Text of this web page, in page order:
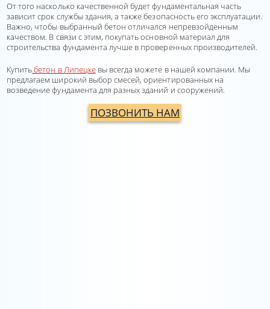
От того насколько качественной будет фундаментальная часть
зависит срок службы здания, а также безопасность его эксплуатации.
Важно, чтобы выбранный бетон отличался непревзойденным
качеством. В связи с этим, покупать основной материал для
строительства фундамента лучше в проверенных производителей.
Купитьбетон в Липецкевы всегда можете в нашей компании. Мы
предлагаем широкий выбор смесей, ориентированных на
возведение фундамента для разных зданий и сооружений.
ПОЗВОНИТЬ НАМ